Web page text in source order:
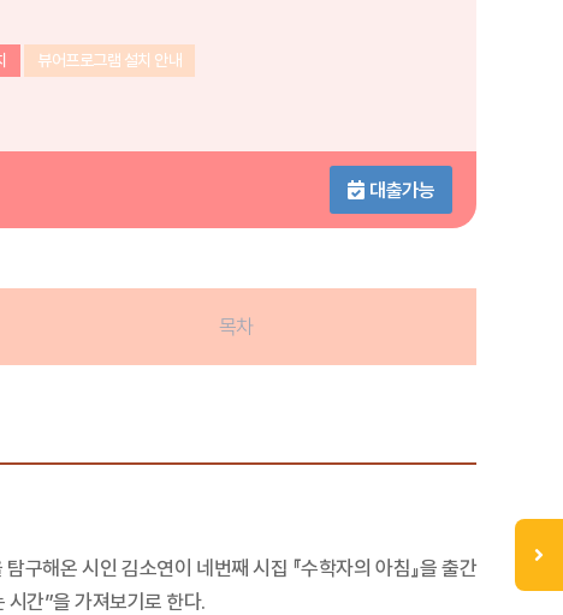
뷰어프로그램 설치 안내
대출가능
목차
해온 시인 김소연이 네번째 시집 『수학자의 아침』을 출간
시간”을 가져보기로 한다.